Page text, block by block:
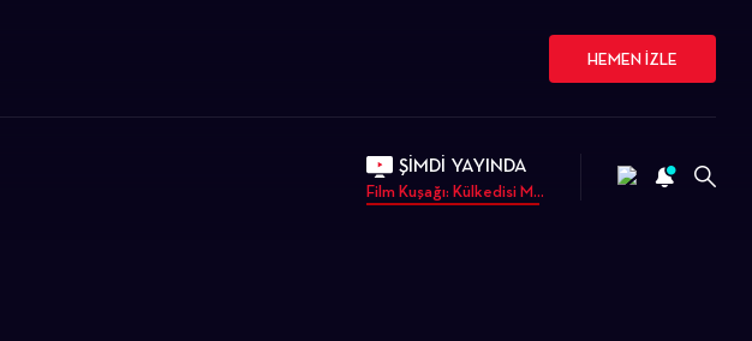
HEMEN İZLE
ŞİMDİ YAYINDA
Film Kuşağı: Külkedisi M...